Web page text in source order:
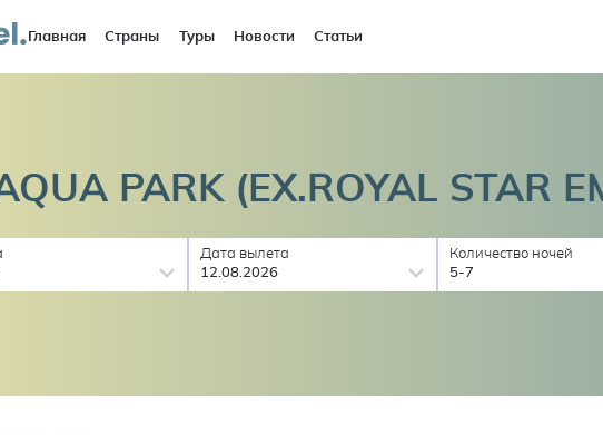
Главная Страны Туры Новости Статьи
PARK (EX.ROYAL STAR
Дата вылета
12.08.2026
Количество ночей
5-7